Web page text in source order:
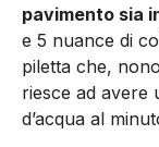
pavimento sia
e 5 nuance di
piletta che,
riesce ad avere
d’acqua al